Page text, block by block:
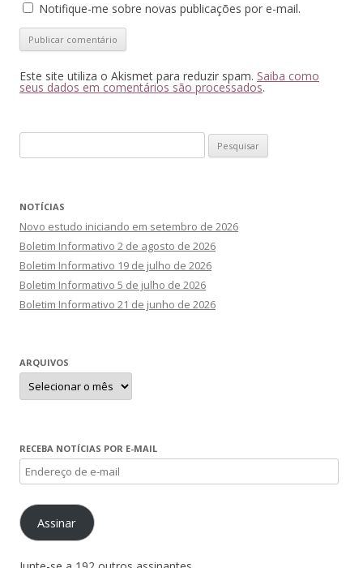
Notifique-me sobre novas publicações por e-mail.
Este site utiliza o Akismet para reduzir spam. Saiba como
seus dados em comentários são processados.
por:
NOTÍCIAS
Novo estudo iniciando em setembro de 2026
Boletim Informativo 2 de agosto de 2026
Boletim Informativo 19 de julho de 2026
Boletim Informativo 5 de julho de 2026
Boletim Informativo 21 de junho de 2026
ARQUIVOS
Arquivos
RECEBA NOTÍCIAS POR E-MAIL
Endereço
de
e-
mailAssinar